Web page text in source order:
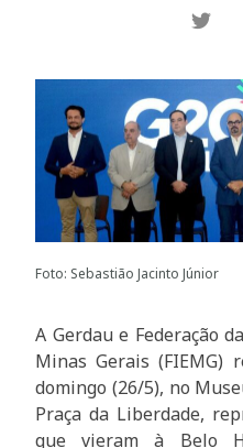
Foto: Sebastião Jacinto Júnior
A Gerdau e Federação
Minas Gerais (FIEMG)
domingo (26/5), no
Praça da Liberdade,
que vieram à Belo